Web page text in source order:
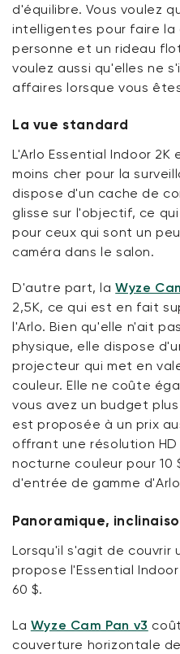
d'équilibre. Vous voulez
intelligentes pour faire
personne et un rideau
voulez aussi qu'elles ne
affaires lorsquevous
La vue standard
L'Arlo Essential Indoor 2K
moins cher pour la
dispose d'un cache de
glisse sur l'objectif, ce
pour ceux qui sont un
caméra dans le salon.
D'autre part, laWyze
2,5K, ce qui est en fait
l'Arlo. Bien qu'elle n'ait
physique, elle dispose
projecteur qui met en
couleur.Elle ne coûte
vous avez un budget
est proposée à un prix
offrant une résolution HD
nocturne couleur pour10
d'entrée de gamme
Panoramique,
Lorsqu'il s'agit de couvrir
propose l'Essential
60 $.
La Wyze Cam Pan v3
couverture horizontale